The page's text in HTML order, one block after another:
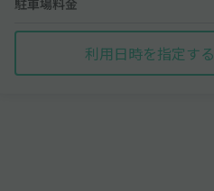
駐車場料金
利用日時を指定する